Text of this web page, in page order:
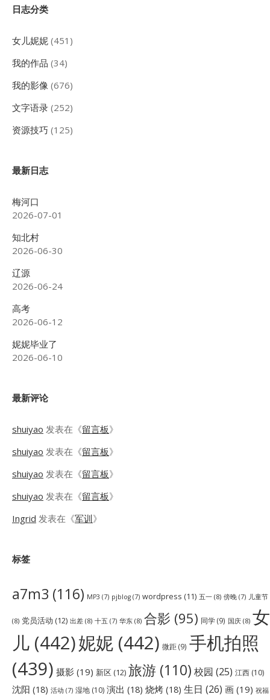
Sidebar
日志分类
女儿妮妮 (451)
我的作品 (34)
我的影像 (676)
文字语录 (252)
资源技巧 (125)
最新日志
梅河口
2026-07-01
知北村
2026-06-30
辽源
2026-06-24
高考
2026-06-12
妮妮毕业了
2026-06-10
最新评论
shuiyao 发表在《留言板》
shuiyao 发表在《留言板》
shuiyao 发表在《留言板》
shuiyao 发表在《留言板》
Ingrid 发表在《军训》
标签
a7m3 (116) MP3 (7) pjblog (7) wordpress (11) 五一 (8) 傍晚 (7) 儿童节
(8) 党员活动 (12) 出差 (8) 十五 (7) 华东 (8) 合影 (95) 同学(9) 国庆 (8) 女
儿 (442)妮妮 (442) 微距(9) 手机拍照
(439) 摄影 (19) 新区 (12) 旅游 (110) 校园 (25) 江西 (10)
沈阳 (18) 活动 (7) 湿地 (10) 演出 (18) 烧烤 (18) 生日 (26) 画 (19) 祝福